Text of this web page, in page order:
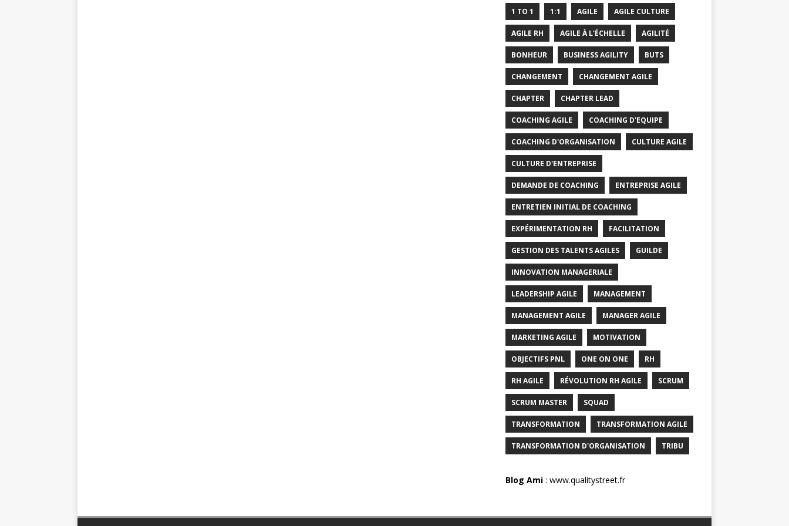
1 TO 1 1:1 AGILE AGILE CULTURE
AGILE RH AGILE À L'ÉCHELLE AGILITÉ
BONHEUR BUSINESS AGILITY BUTS
CHANGEMENT CHANGEMENT AGILE
CHAPTER CHAPTER LEAD
COACHING AGILE COACHING D'EQUIPE
COACHING D'ORGANISATION CULTURE AGILE
CULTURE D'ENTREPRISE
DEMANDE DE COACHING ENTREPRISE AGILE
ENTRETIEN INITIAL DE COACHING
EXPÉRIMENTATION RH FACILITATION
GESTION DES TALENTS AGILES GUILDE
INNOVATION MANAGERIALE
LEADERSHIP AGILE MANAGEMENT
MANAGEMENT AGILE MANAGER AGILE
MARKETING AGILE MOTIVATION
OBJECTIFS PNL ONE ON ONE RH
RH AGILE RÉVOLUTION RH AGILE SCRUM
SCRUM MASTER SQUAD
TRANSFORMATION TRANSFORMATION AGILE
TRANSFORMATION D'ORGANISATION TRIBU
Blog Ami: www.qualitystreet.fr